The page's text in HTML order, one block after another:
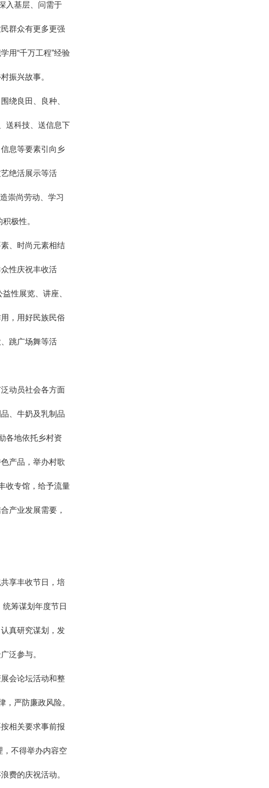
入基层、问需于
群众有更多更强
用“千万工程”经验
振兴故事。
绕良田、良种、
送科技、送信息下
息等要素引向乡
绝活展示等活
崇尚劳动、学习
极性。
、时尚元素相结
性庆祝丰收活
性展览、讲座、
，用好民族民俗
跳广场舞等活
动员社会各方面
、牛奶及乳制品
各地依托乡村资
产品，举办村歌
收专馆，给予流量
产业发展需要，
享丰收节日，培
筹谋划年度节日
真研究谋划，发
泛参与。
会论坛活动和整
，严防廉政风险。
相关要求事前报
，不得举办内容空
费的庆祝活动。